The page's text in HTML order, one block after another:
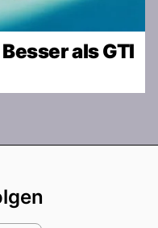
als GTI